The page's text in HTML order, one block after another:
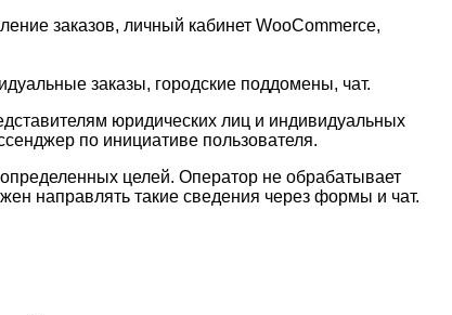
заказов, личный кабинет WooCommerce,
заказы, городские поддомены, чат.
юридических лиц и индивидуальных
по инициативе пользователя.
целей. Оператор не обрабатывает
направлять такие сведения через формы и чат.